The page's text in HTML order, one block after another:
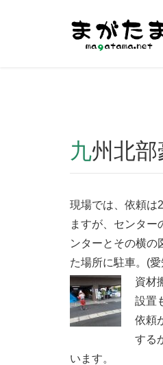
: Undefined array key
九州北
現場では、依頼は
ますが、センター
ンターとその横の
た場所に駐車。(
資材
設置
依頼
する
います。